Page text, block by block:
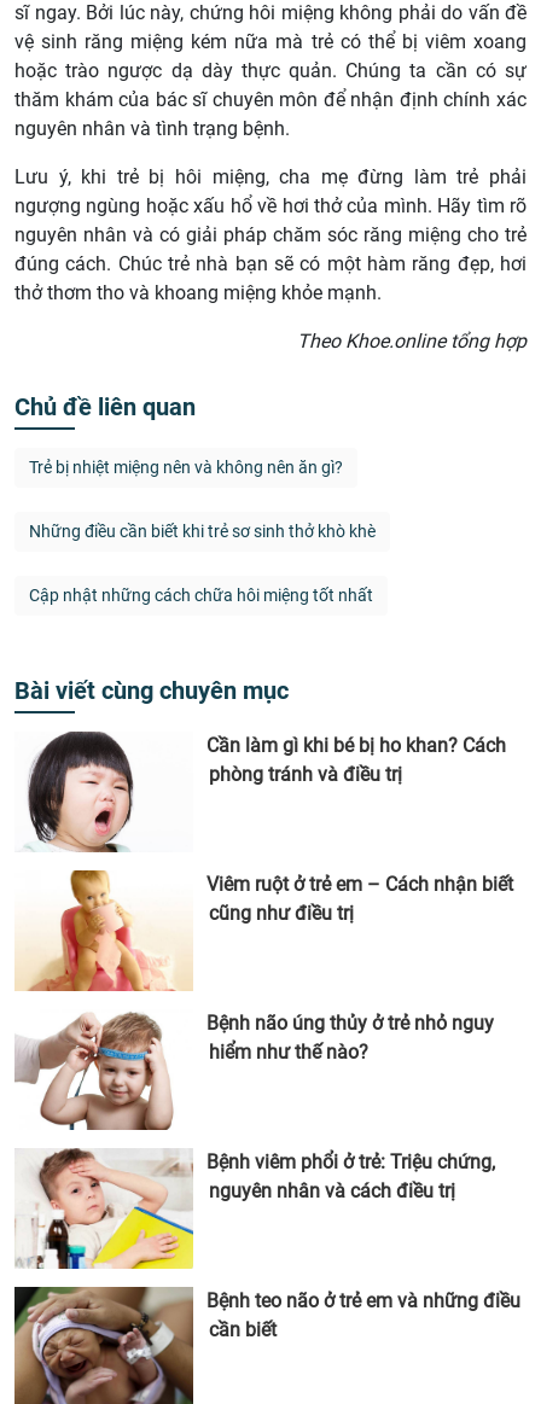
sĩ ngay. Bởi lúc này, chứng hôi miệng không phải do vấn đề
vệ sinh răng miệng kém nữa mà trẻ có thể bị viêm xoang
hoặc trào ngược dạ dày thực quản. Chúng ta cần có sự
thăm khám của bác sĩ chuyên môn để nhận định chính xác
nguyên nhân và tình trạng bệnh.
Lưu ý, khi trẻ bị hôi miệng, cha mẹ đừng làm trẻ phải
ngượng ngùng hoặc xấu hổ về hơi thở của mình. Hãy tìm rõ
nguyên nhân và có giải pháp chăm sóc răng miệng cho trẻ
đúng cách. Chúc trẻ nhà bạn sẽ có một hàm răng đẹp, hơi
thở thơm tho và khoang miệng khỏe mạnh.
Theo Khoe.online tổng hợp
Chủ đề liên quan
Trẻ bị nhiệt miệng nên và không nên ăn gì?
Những điều cần biết khi trẻ sơ sinh thở khò khè
Cập nhật những cách chữa hôi miệng tốt nhất
Bài viết cùng chuyên mục
Cần làm gì khi bé bị ho khan? Cách
phòng tránh và điều trị
Viêm ruột ở trẻ em – Cách nhận biết
cũng như điều trị
Bệnh não úng thủy ở trẻ nhỏ nguy
hiểm như thế nào?
Bệnh viêm phổi ở trẻ: Triệu chứng,
nguyên nhân và cách điều trị
Bệnh teo não ở trẻ em và những điều
cần biết